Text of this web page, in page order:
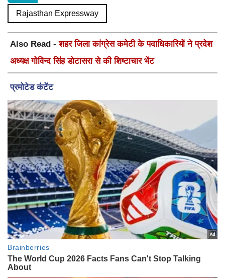
Rajasthan Expressway
Also Read -शहर जिला कांग्रेस कमेटी के पदाधिकारियों ने प्रदेश
अध्यक्ष गोविन्द सिंह डोटासरा से की शिष्टाचार भेंट